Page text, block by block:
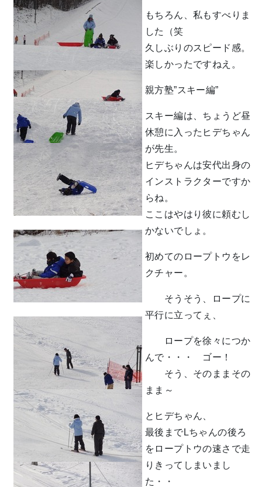
もちろん、私もすべりま
した（笑
久しぶりのスピード感。
楽しかったですねえ。
親方塾”スキー編”
スキー編は、ちょうど昼
休憩に入ったヒデちゃん
が先生。
ヒデちゃんは安代出身の
インストラクターですか
らね。
ここはやはり彼に頼むし
かないでしょ。
初めてのロープトウをレ
クチャー。
そうそう、ロープに
平行に立ってぇ、
ロープを徐々につか
んで・・・ ゴー！
そう、そのままその
まま～
とヒデちゃん、
最後までLちゃんの後ろ
をロープトウの速さで走
りきってしまいまし
た・・